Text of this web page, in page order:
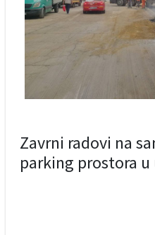
Zavrni radovi na
parking prostora